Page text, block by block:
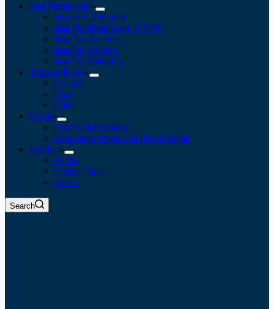
Jasa Perpajakan
Jasa SPT Tahunan
Jasa Pendampingan SP2DK
Jasa Tax Retainer
Jasa Tax Review
Jasa Tax Planning
Tentang Kami
Kontak
FAQ
Karir
Event
BBF Collaboration
Workshop Pengusaha Paham Pajak
Sumber
Artikel
Belajar Pajak
Berita
Search